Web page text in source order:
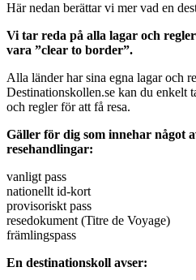
Här nedan berättar vi mer vad en
Vi tar reda på alla lagar och
vara ”clear to border”.
Alla länder har sina egna lagar och
Destinationskollen.se kan du enkelt
och regler för att få resa.
Gäller för dig som innehar något
resehandlingar:
vanligt pass
nationellt id-kort
provisoriskt pass
resedokument (Titre de Voyage)
främlingspass
En destinationskoll avser: